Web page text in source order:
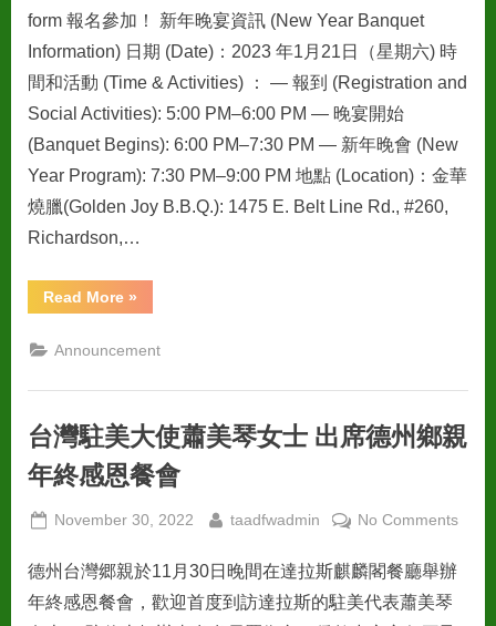
form 報名參加！ 新年晚宴資訊 (New Year Banquet
Information) 日期 (Date)：2023 年1月21日（星期六) 時
間和活動 (Time & Activities) ： — 報到 (Registration and
Social Activities): 5:00 PM–6:00 PM — 晚宴開始
(Banquet Begins): 6:00 PM–7:30 PM — 新年晚會 (New
Year Program): 7:30 PM–9:00 PM 地點 (Location)：金華
燒臘(Golden Joy B.B.Q.): 1475 E. Belt Line Rd., #260,
Richardson,…
Read More“2023
同
新
晚
»
Announcement
台灣駐美大使蕭美琴女士 出席德州鄉親
年終感恩餐會
Posted
November 30, 2022 By
taadfwadmin No Commentson
灣
德州台灣郷親於11月30日晚間在達拉斯麒麟閣餐廳舉辦
年終感恩餐會，歡迎首度到訪達拉斯的駐美代表蕭美琴